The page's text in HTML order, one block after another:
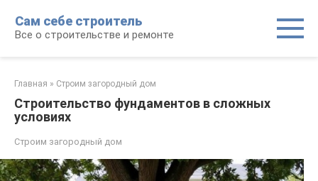
контенту
Сам себе строитель
Все о строительстве и ремонте
Главная » Строим загородный дом
Строительство фундаментов в сложных
условиях
Строим загородный дом